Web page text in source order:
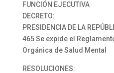
FUNCIÓN EJECUTIVA
DECRETO:
PRESIDENCIA DE LA
465 Se expide el
Orgánica de Salud Mental
RESOLUCIONES: